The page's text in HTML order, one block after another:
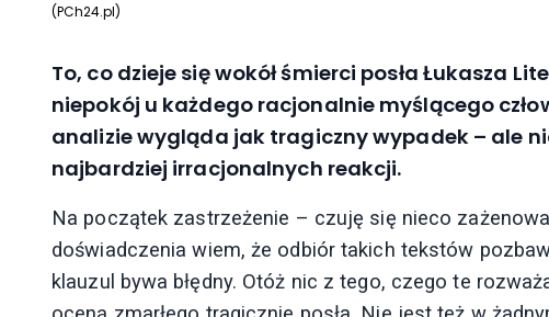
(PCh24.pl)
To, co dzieje się wokół śmierci posła Łukasza
niepokój u każdego racjonalnie myślącego
analizie wygląda jak tragiczny wypadek – ale
najbardziej irracjonalnych reakcji.
Na początek zastrzeżenie – czuję się nieco
doświadczenia wiem, że odbiór takich tekstów
klauzul bywa błędny. Otóż nic z tego, czego te